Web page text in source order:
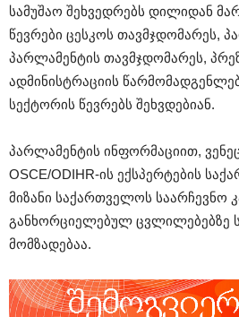
სამუშაო შეხვედრებს დილიდან
წევრები ცესკოს თავმჯდომარეს,
პარლამენტის თავმჯდომარეს,
ადმინისტრაციის
სექტორის წევრებს შეხვდებიან.
პარლამენტის ინფორმაციით,
OSCE/ODIHR-ის ექსპერტების
მიზანი საქართველოს საარჩევნო
განხორციელებულ ცვლილებებზე
მომზადებაა.